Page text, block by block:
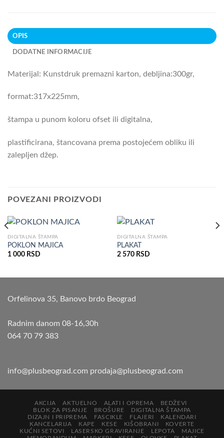
OPIS
DODATNE INFORMACIJE
Materijal: Kunstdruk premazni karton, debljina:300gr,
format:317x225mm,
štampa u punom koloru ofset ili digitalna,
plastificirana, štancovana prema postojećem obliku ili
zalepljen džep.
POVEZANI PROIZVODI
DIGITALNA ŠTAMPA
POKLON MAJICA
1 000 RSD
DIGITALNA ŠTAMPA
PLAKAT
2 570 RSD
Orfelinova 35, Banovo brdo Beograd
Radnim danom 08-16,30h
064 70 79 383
info@plusbeograd.com prodaja@plusbeograd.com
AKCIJA AKTUELNO ALATI I OPREMA
BEDŽEVI
BLOK ZA PISANJE
BROŠURE
DIGITALNA ŠTAMPA
DIZAJN I PRIPREMA
FASCIKLE FLAJERI
KALENDARI
KANCELARIJA
KAPE KESE KIŠOBRANI
KOVERTE
KUĆNI SETOVI
LASERSKO GRAVIRANJE LEPOTA
MAJICE